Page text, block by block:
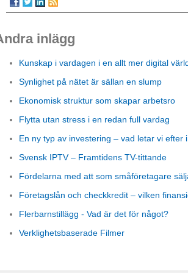
inlägg
Kunskap i vardagen i en allt mer digital
Synlighet på nätet är sällan en slump
Ekonomisk struktur som skapar arbetsro
Flytta utan stress i en redan full vardag
En ny typ av investering – vad letar vi efter
Svensk IPTV – Framtidens TV-tittande
Fördelarna med att som småföretagare
Företagslån och checkkredit – vilken
Flerbarnstillägg - Vad är det för något?
Verklighetsbaserade Filmer